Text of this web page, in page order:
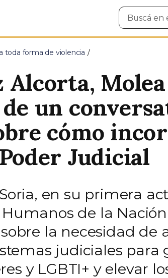
Buscar
en
toda forma de violencia
Alcorta,
un
cómo
Judicial
en su primera
de la
la necesidad
judiciales
y LGBTI+ y elevar